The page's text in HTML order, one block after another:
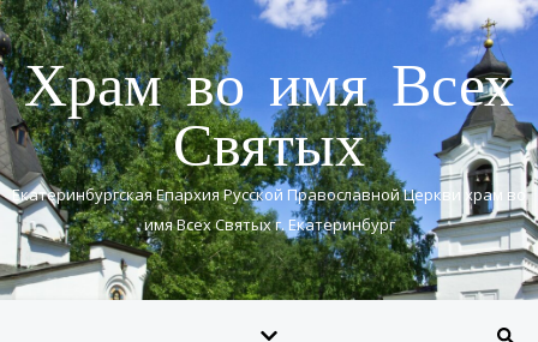
Храм во имя Всех
Святых
Екатеринбургская Епархия Русской Православной Церкви храм во
имя Всех Святых г. Екатеринбург